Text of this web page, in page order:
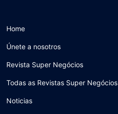
Home
Únete a nosotros
Revista Super Negócios
Todas as Revistas Super Negócios
Noticias